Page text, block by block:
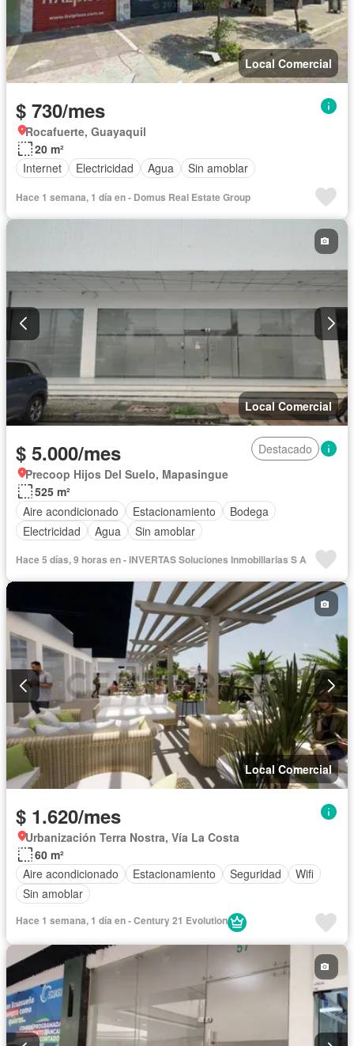
Local Comercial
$ 730/mes
Rocafuerte, Guayaquil
20 m²
Internet
Electricidad Agua Sin amoblar
Hace 1 semana, 1 día en - Domus Real Estate Group
Local Comercial
$ 5.000/mes
Destacado
Precoop Hijos Del Suelo, Mapasingue
525 m²
Aire acondicionado
Estacionamiento
Bodega
Electricidad
Agua Sin amoblar
Hace 5 días, 9 horas en - INVERTAS Soluciones Inmobiliarias S A
Local Comercial
$ 1.620/mes
Urbanización Terra Nostra, Vía La Costa
60 m²
Aire acondicionado
Estacionamiento Seguridad
Wifi
Sin amoblar
Hace 1 semana, 1 día en - Century 21 Evolution